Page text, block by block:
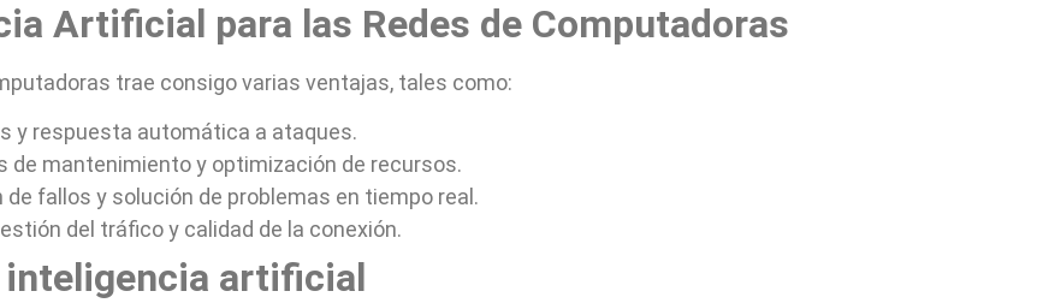
Artificial para las Redes de Computadoras
trae consigo varias ventajas, tales como:
y respuesta automática a ataques.
de mantenimiento y optimización de recursos.
de fallos y solución de problemas en tiempo real.
del tráfico y calidad de la conexión.
artificial